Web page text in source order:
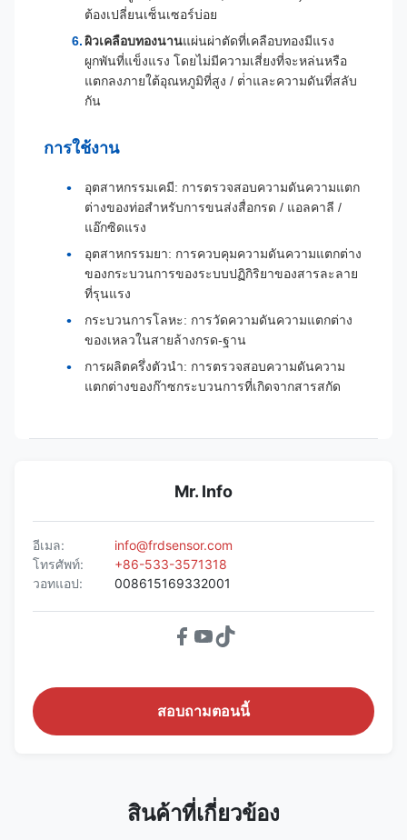
ต้องเปลี่ยนเซ็นเซอร์บ่อย
ผิวเคลือบทองนานแผ่นผ่าตัดที่เคลือบทองมีแรง
ผูกพันที่แข็งแรง โดยไม่มีความเสี่ยงที่จะหล่นหรือ
แตกลงภายใต้อุณหภูมิที่สูง / ต่ําและความดันที่สลับ
กัน
การใช้งาน
อุตสาหกรรมเคมี: การตรวจสอบความดันความแตก
ต่างของท่อสําหรับการขนส่งสื่อกรด / แอลคาลี /
แอ๊กซิดแรง
อุตสาหกรรมยา: การควบคุมความดันความแตกต่าง
ของกระบวนการของระบบปฏิกิริยาของสารละลาย
ที่รุนแรง
กระบวนการโลหะ: การวัดความดันความแตกต่าง
ของเหลวในสายล้างกรด-ฐาน
การผลิตครึ่งตัวนํา: การตรวจสอบความดันความ
แตกต่างของก๊าซกระบวนการที่เกิดจากสารสกัด
Mr. Info
อีเมล:
info@frdsensor.com
โทรศัพท์:
+86-533-3571318
วอทแอป:
008615169332001
สอบถามตอนนี้
สินค้าที่เกี่ยวข้อง